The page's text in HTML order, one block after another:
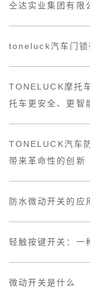
仝达实业集团有限
toneluck汽车门锁
TONELUCK摩托
托车更安全、更智
TONELUCK汽车
带来革命性的创新
防水微动开关的应
轻触按键开关：一
微动开关是什么